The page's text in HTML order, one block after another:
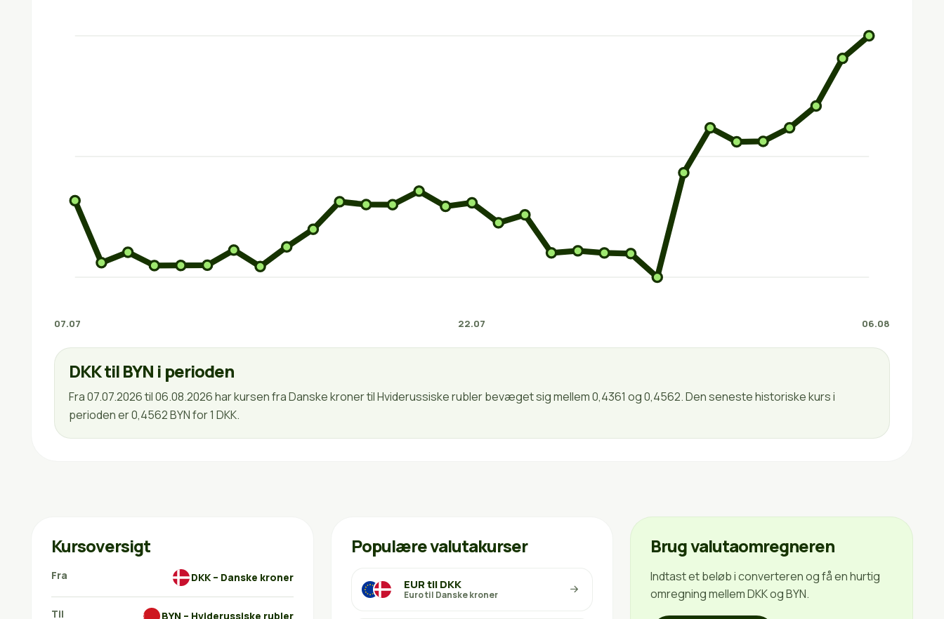
07.07 22.07 06.08
DKK til BYN i perioden
Fra 07.07.2026 til 06.08.2026 har kursen fra Danske kroner til Hviderussiske rubler bevæget sig mellem 0,4361 og 0,4562. Den seneste historiske kurs i
perioden er 0,4562 BYN for 1 DKK.
Kursoversigt
Fra DKK – Danske kroner
Til BYN – Hviderussiske rubler
Populære valutakurser
EUR til DKK
Euro til Danske kroner
Brug valutaomregneren
Indtast et beløb i converteren og få en hurtig
omregning mellem DKK og BYN.